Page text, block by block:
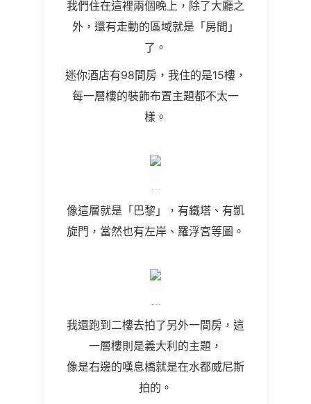
我們住在這裡兩個晚上，除了大廳之
外，還有走動的區域就是「房間」
了。
迷你酒店有98間房，我住的是15樓，
每一層樓的裝飾布置主題都不太一
樣。
像這層就是「巴黎」，有鐵塔、有凱
旋門，當然也有左岸、羅浮宮等圖。
我還跑到二樓去拍了另外一間房，這
一層樓則是義大利的主題，
像是右邊的嘆息橋就是在水都威尼斯
拍的。